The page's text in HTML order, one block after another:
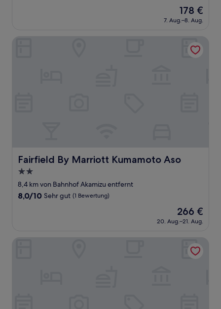
Bewertung)
Der
Preis
beträgt
178 €
7. Aug.–8. Aug.
Fairfield By Marriott Kumamoto Aso
Fairfield By Marriott Kumamoto Aso
2.0-
Sterne-
Unterkunft
8,4 km von Bahnhof Akamizu entfernt
8.0
(1
8,0/10 Sehr gut (1 Bewertung)
Der
Preis
beträgt
266 €
20. Aug.–21. Aug.